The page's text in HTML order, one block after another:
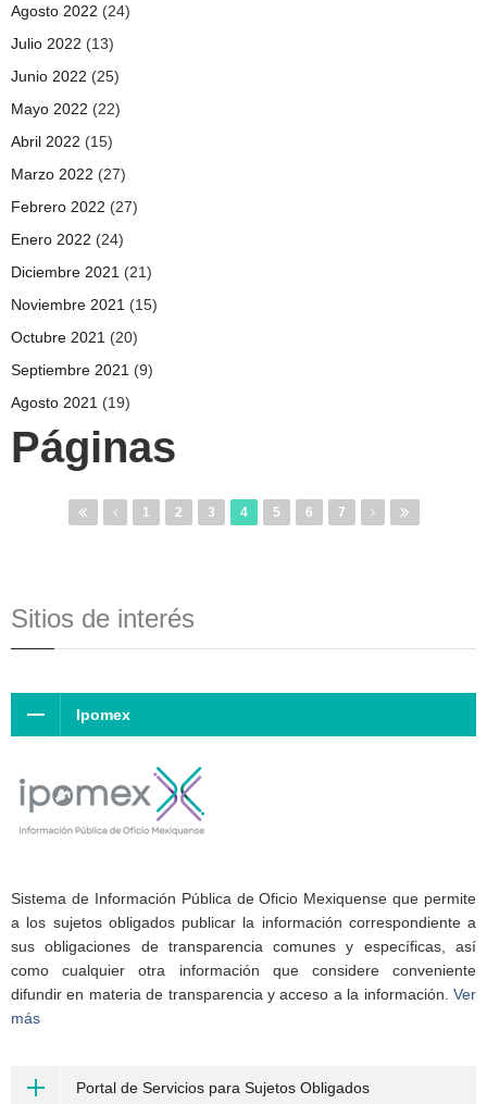
Agosto 2022 (24)
Julio 2022 (13)
Junio 2022 (25)
Mayo 2022 (22)
Abril 2022 (15)
Marzo 2022 (27)
Febrero 2022 (27)
Enero 2022 (24)
Diciembre 2021 (21)
Noviembre 2021 (15)
Octubre 2021 (20)
Septiembre 2021 (9)
Agosto 2021 (19)
Páginas
1 2 3 4 5 6 7
Sitios de interés
Ipomex
Sistema de Información Pública de Oficio Mexiquense que permite
a los sujetos obligados publicar la información correspondiente a
sus obligaciones de transparencia comunes y específicas, así
como cualquier otra información que considere conveniente
difundir en materia de transparencia y acceso a la información. Ver
más
Portal de Servicios para Sujetos Obligados